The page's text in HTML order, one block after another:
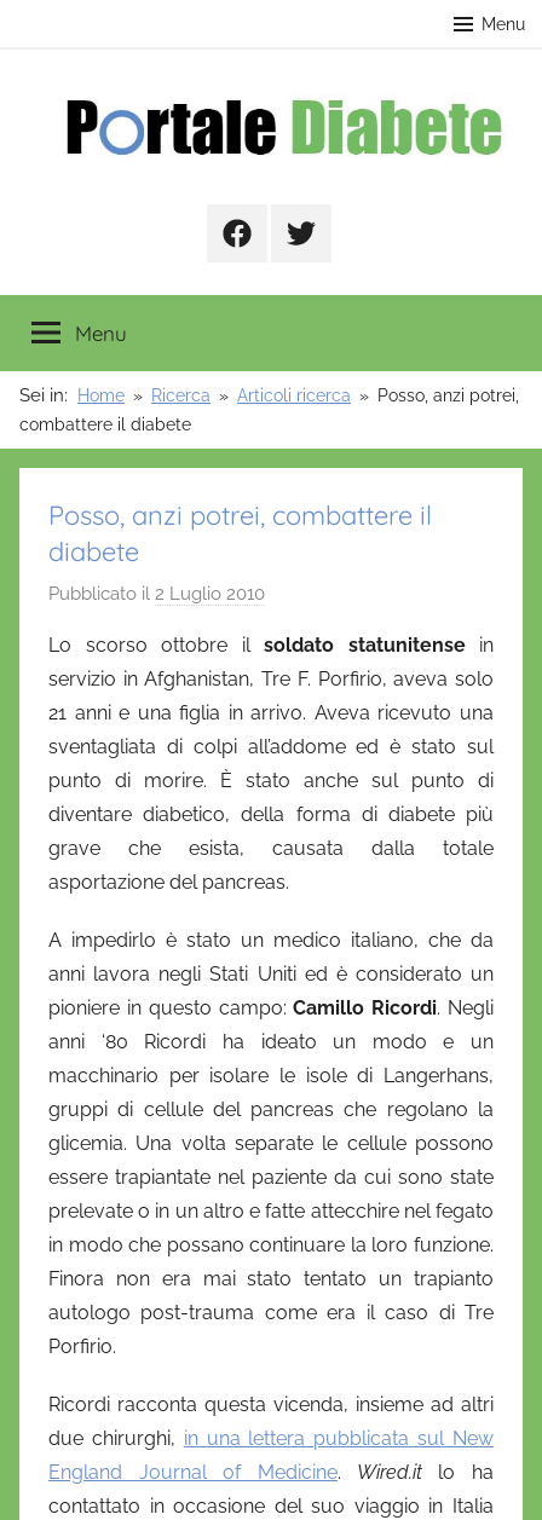
Menu
FacebookTwitter
Menu
Sei in: Home Ricerca Articoli ricerca
Posso, anzi potrei,
combattere il diabete
Posso, anzi potrei, combattere il
diabete
Pubblicato il 2 Luglio 2010
D
a
n
i
e
l
a
D
O
n
o
f
Lo scorso ottobre il soldato statunitensein
servizio in Afghanistan, Tre F. Porfirio, aveva solo
21 anni e una figlia in arrivo. Aveva ricevuto una
sventagliata di colpi all’addome ed è stato sul
punto di morire. È stato anche sul punto di
diventare diabetico, della forma di diabete più
grave che esista, causata dalla totale
asportazione del pancreas.
A impedirlo è stato un medico italiano, che da
anni lavora negli Stati Uniti ed è considerato un
pioniere in questo campo:Camillo Ricordi. Negli
anni ‘80 Ricordi ha ideato un modo e un
macchinario per isolare le isole di Langerhans,
gruppi di cellule del pancreas che regolano la
glicemia. Una volta separate le cellule possono
essere trapiantate nel paziente da cui sono state
prelevate o in un altro e fatte attecchire nel fegato
in modo che possano continuare la loro funzione.
Finora non era mai stato tentato un trapianto
autologo post-trauma come era il caso di Tre
Porfirio.
Ricordi racconta questa vicenda, insieme ad altri
due chirurghi, in una lettera pubblicata sul New
England Journal of Medicine. Wired.itlo ha
contattato in occasione del suo viaggio in Italia